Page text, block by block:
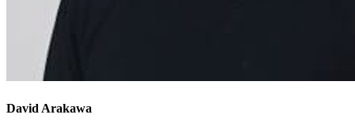
David Arakawa